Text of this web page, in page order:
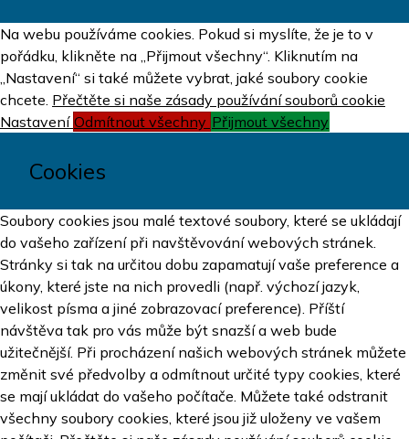
Na webu používáme cookies. Pokud si myslíte, že je to v
pořádku, klikněte na „Přijmout všechny“. Kliknutím na
„Nastavení“ si také můžete vybrat, jaké soubory cookie
chcete. Přečtěte si naše zásady používání souborů cookie
Nastavení Odmítnout všechny Přijmout všechny
Cookies
Soubory cookies jsou malé textové soubory, které se ukládají
do vašeho zařízení při navštěvování webových stránek.
Stránky si tak na určitou dobu zapamatují vaše preference a
úkony, které jste na nich provedli (např. výchozí jazyk,
velikost písma a jiné zobrazovací preference). Příští
návštěva tak pro vás může být snazší a web bude
užitečnější. Při procházení našich webových stránek můžete
změnit své předvolby a odmítnout určité typy cookies, které
se mají ukládat do vašeho počítače. Můžete také odstranit
všechny soubory cookies, které jsou již uloženy ve vašem